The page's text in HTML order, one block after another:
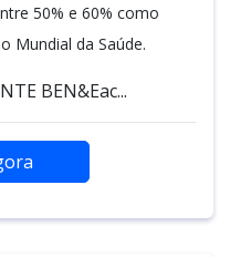
50% e 60% como
Mundial da Saúde.
BEN&Eac...